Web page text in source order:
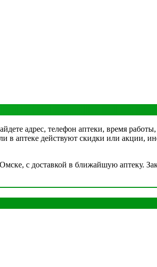
адрес, телефон аптеки, время
в аптеке действуют скидки или акции,
с доставкой в ближайшую аптеку.